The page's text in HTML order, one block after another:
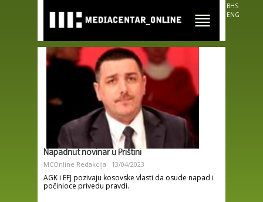
main
content
BHS
ENG
Napadnut novinar u Prištini
MCOnline Redakcija 13/04/2023
AGK i EFJ pozivaju kosovske vlasti da osude napad i
počinioce privedu pravdi.